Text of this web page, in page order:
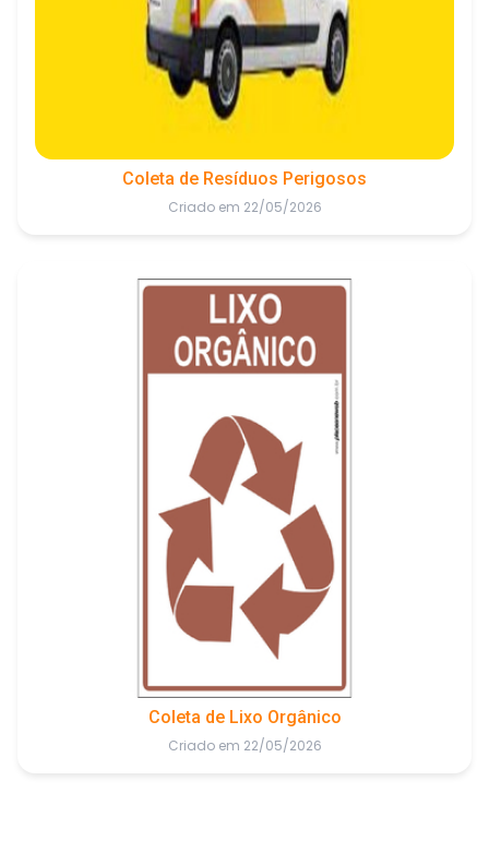
Coleta de Resíduos Perigosos
Criado em 22/05/2026
Coleta de Lixo Orgânico
Criado em 22/05/2026